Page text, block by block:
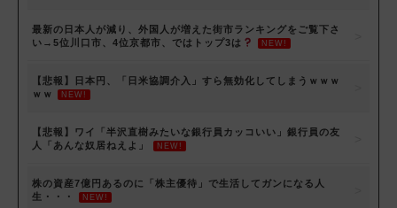
最新の日本人が減り、外国人が増えた街市ランキングをご覧下さ
い→5位川口市、4位京都市、ではトップ3は
NEW!
【悲報】日本円、「日米協調介入」すら無効化してしまうｗｗｗ
ｗｗ
NEW!
【悲報】ワイ「半沢直樹みたいな銀行員カッコいい」銀行員の友
人「あんな奴居ねえよ」
NEW!
株の資産7億円あるのに「株主優待」で生活してガンになる人
生・・・
NEW!